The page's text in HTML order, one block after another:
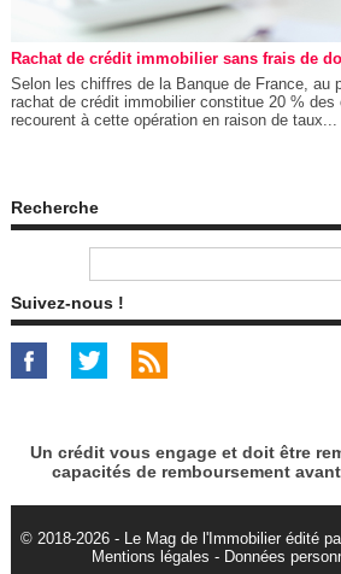
Rachat de crédit immobilier sans frais de
Selon les chiffres de la Banque de France, au
rachat de crédit immobilier constitue 20 % des
recourent à cette opération en raison de taux...
Recherche
Suivez-nous !
Un crédit vous engage et doit être
capacités de remboursement
© 2018-2026 - Le Mag de l'Immobilier édité
Mentions légales - Données